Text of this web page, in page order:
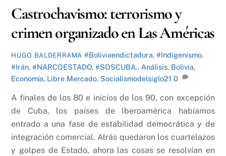
Castrochavismo: terrorismo y
crimen organizado en Las Américas
HUGO BALDERRAMA #Boliviaendictadura,#Indigenismo,
#Irán,#NARCOESTADO,#SOSCUBA., Análisis, Bolivia,
Economía, Libre Mercado, Socialismodelsiglo21 0
A finales de los 80 e inicios de los 90, con excepción
de Cuba, los países de Iberoamérica habíamos
entrado a una fase de estabilidad democrática y de
integración comercial. Atrás quedaron los cuartelazos
y golpes de Estado, ahora las cosas se resolvían en